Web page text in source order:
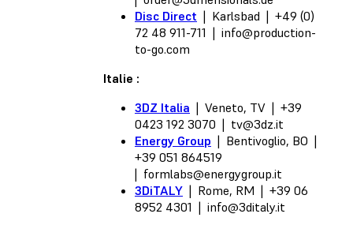
Disc Direct | Karlsbad | +49 (0)
72 48 911-711 | info@production-
to-go.com
Italie :
3DZ Italia | Veneto, TV | +39
0423 192 3070 | tv@3dz.it
Energy Group | Bentivoglio, BO |
+39 051 864519
| formlabs@energygroup.it
3DiTALY | Rome, RM | +39 06
8952 4301 | info@3ditaly.it